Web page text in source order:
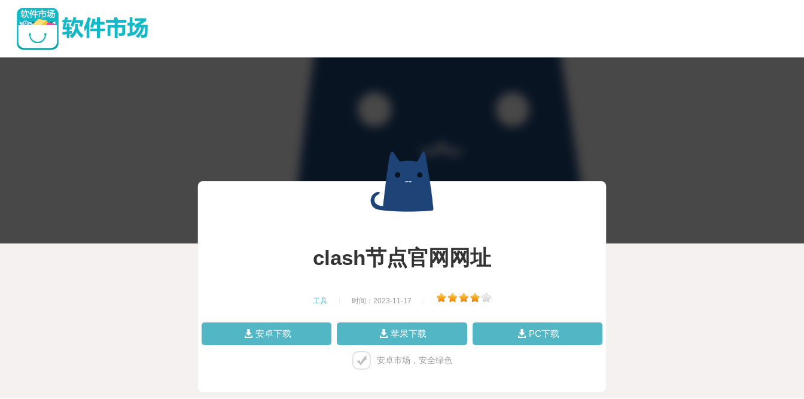
clash节点官网网址
工具 时间：2023-11-17
安卓下载 苹果下载 PC下载
安卓市场，安全绿色